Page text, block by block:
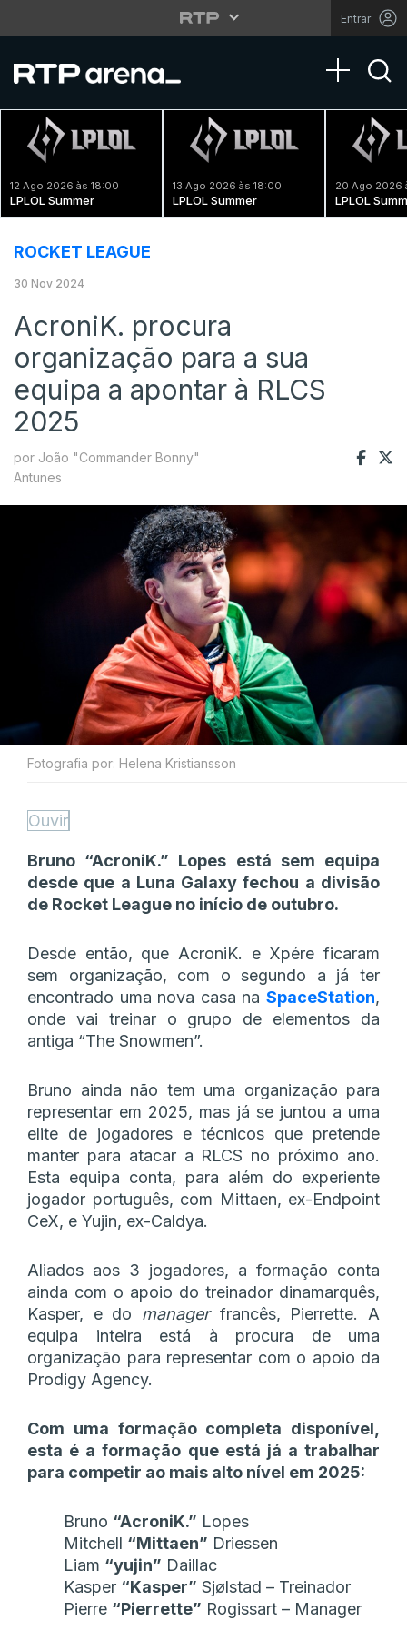
Entrar
Toggle
12 Ago 2026 às 18:00
LPLOL Summer
13 Ago 2026 às 18:00
LPLOL Summer
20 Ago 2026
LPLOL
ROCKET LEAGUE
30 Nov 2024
AcroniK. procura
organização para a sua
equipa a apontar à RLCS
2025
por João "Commander Bonny"
Antunes
Fotografia por: Helena Kristiansson
Ouvir
Bruno “AcroniK.” Lopes está sem equipa
desde que a Luna Galaxy fechou a divisão
de Rocket League no início de outubro.
Desde então, que AcroniK. e Xpére ficaram
sem organização, com o segundo a já ter
encontrado uma nova casa na SpaceStation,
onde vai treinar o grupo de elementos da
antiga “The Snowmen”.
Bruno ainda não tem uma organização para
representar em 2025, mas já se juntou a uma
elite de jogadores e técnicos que pretende
manter para atacar a RLCS no próximo ano.
Esta equipa conta, para além do experiente
jogador português, com Mittaen, ex-Endpoint
CeX, e Yujin, ex-Caldya.
Aliados aos 3 jogadores, a formação conta
ainda com o apoio do treinador dinamarquês,
Kasper, e do managerfrancês, Pierrette. A
equipa inteira está à procura de uma
organização para representar com o apoio da
Prodigy Agency.
Com uma formação completa disponível,
esta é a formação que está já a trabalhar
para competir ao mais alto nível em 2025:
Bruno “AcroniK.” Lopes
Mitchell “Mittaen” Driessen
Liam “yujin” Daillac
Kasper “Kasper” Sjølstad – Treinador
Pierre “Pierrette” Rogissart – Manager